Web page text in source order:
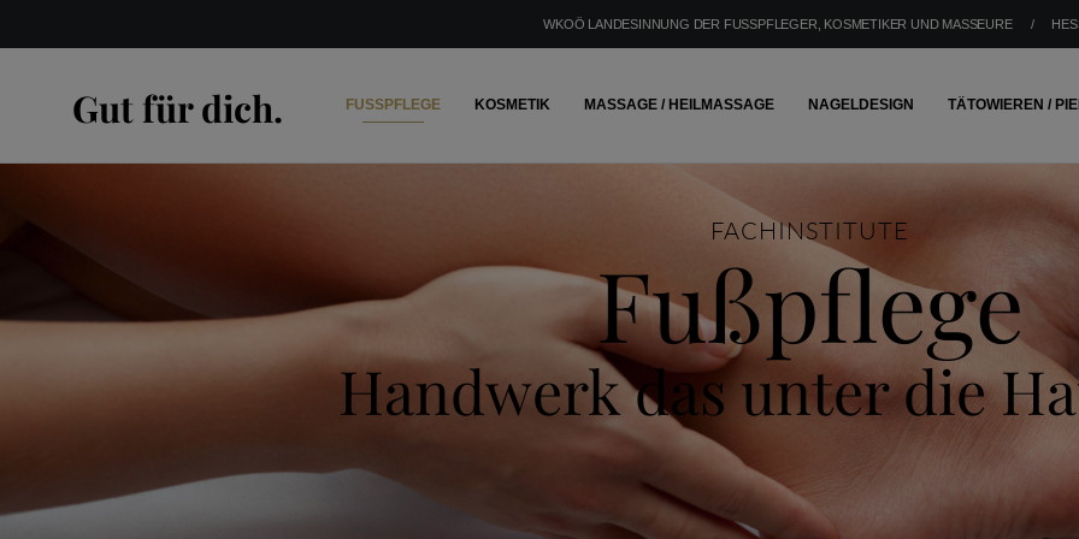
WKOÖ LANDESINNUNG DER FUSSPFLEGER, KOSMETIKER UND MASSEURE /
Gut für dich. FUSSPFLEGE KOSMETIK MASSAGE / HEILMASSAGE NAGELDESIGN TÄTOWIEREN /
FACHINSTITUTE
Fußpflege
Handwerk das unter die